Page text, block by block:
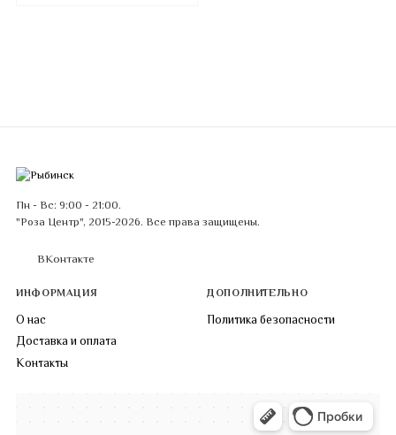
Пн - Вс: 9:00 - 21:00.
"Роза Центр", 2015-2026. Все права защищены.
ВКонтакте
ИНФОРМАЦИЯ
О нас
Доставка и оплата
Контакты
ДОПОЛНИТЕЛЬНО
Политика безопасности